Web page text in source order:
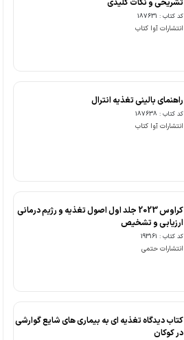
کد کتاب : 187631
انتشارات آوا کتاب
راهنمای بالینی تغذیه انترال
کد کتاب : 187638
انتشارات آوا کتاب
کراوس 2023 جلد اول اصول تغذیه و رژیم درمانی
ارزیابی و تشخیص
کد کتاب : 193161
انتشارات حتمی
کتاب دیدگاه تغذیه ای به بیماری های شایع گوارشی
در کوکان